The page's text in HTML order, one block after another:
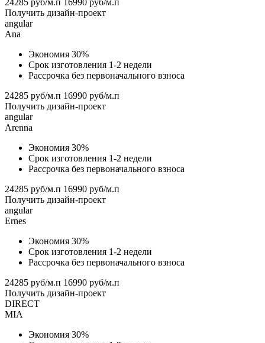
24285 руб/м.п 16990 руб/м.п
Получить дизайн-проект
angular
Аna
Экономия 30%
Срок изготовления 1-2 недели
Рассрочка без первоначального взноса
24285 руб/м.п 16990 руб/м.п
Получить дизайн-проект
angular
Arenna
Экономия 30%
Срок изготовления 1-2 недели
Рассрочка без первоначального взноса
24285 руб/м.п 16990 руб/м.п
Получить дизайн-проект
angular
Ernes
Экономия 30%
Срок изготовления 1-2 недели
Рассрочка без первоначального взноса
24285 руб/м.п 16990 руб/м.п
Получить дизайн-проект
DIRECT
MIA
Экономия 30%